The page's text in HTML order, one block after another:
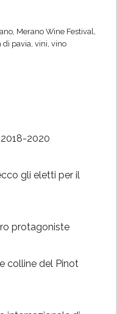
, Merano Wine Festival,
di pavia, vini, vino
2020
gli eletti per il
protagoniste
colline del Pinot